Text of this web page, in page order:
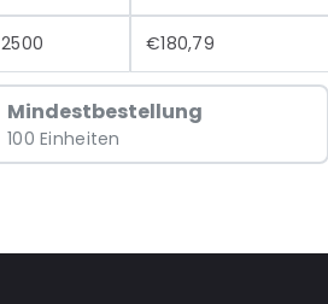
2500 €180,79
Mindestbestellung
100 Einheiten